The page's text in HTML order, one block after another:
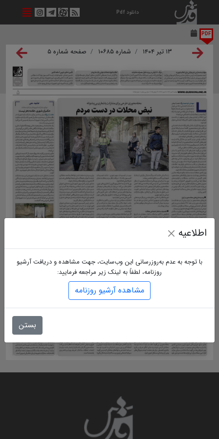
دانلود Pdf
PDF
۱۳ تیر ۱۴۰۴ شماره ۱۰۶۸۵ صفحه شماره ۵
اطلاعیه
با توجه به عدم به‌روزرسانی این وب‌سایت، جهت مشاهده و دریافت آرشیو
روزنامه، لطفاً به لینک زیر مراجعه فرمایید:
مشاهده آرشیو روزنامه
بستن